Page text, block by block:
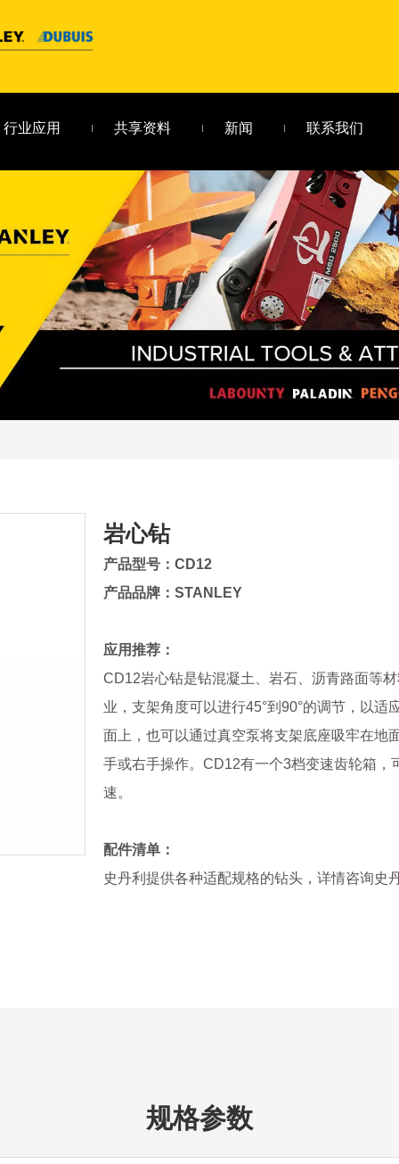
行业应用 共享资料 新闻 联系我们
岩心钻
产品型号：CD12
产品品牌：STANLEY
应用推荐：
CD12岩心钻是钻混凝土、岩石、沥青路面等
业，支架角度可以进行45°到90°的调节，以
面上，也可以通过真空泵将支架底座吸牢在地
手或右手操作。CD12有一个3档变速齿轮箱
速。
配件清单：
史丹利提供各种适配规格的钻头，详情咨询史
规格参数